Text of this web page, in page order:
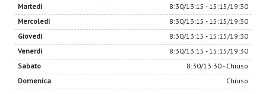
Martedi
8:30/13:15 - 15:15/19:30
Mercoledi
8:30/13:15 - 15:15/19:30
Giovedi
8:30/13:15 - 15:15/19:30
Venerdi
8:30/13:15 - 15:15/19:30
Sabato
8:30/13:30 - Chiuso
Domenica
Chiuso